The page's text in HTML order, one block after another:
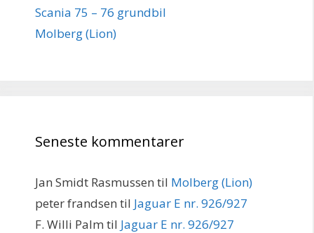
Scania 75 – 76 grundbil
Molberg (Lion)
Seneste kommentarer
Jan Smidt Rasmussen til Molberg (Lion)
peter frandsen til Jaguar E nr. 926/927
F. Willi Palm til Jaguar E nr. 926/927